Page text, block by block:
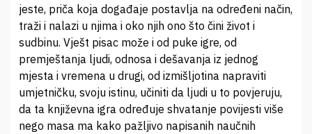
jeste, priča koja događaje postavlja na određeni način,
traži i nalazi u njima i oko njih ono što čini život i
sudbinu. Vješt pisac može i od puke igre, od
premještanja ljudi, odnosa i dešavanja iz jednog
mjesta i vremena u drugi, od izmišljotina napraviti
umjetničku, svoju istinu, učiniti da ljudi u to povjeruju,
da ta književna igra određuje shvatanje povijesti više
nego masa ma kako pažljivo napisanih naučnih